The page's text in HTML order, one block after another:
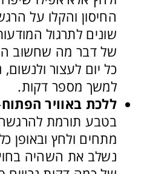
החיסון והקלו על
שונים לתרגול
של דבר מה שחשוב
כל יום לעצור
למשך מספר דקות.
ללכת באוויר הפתוח
בטבע תורמת
מתחים ולחץ ובאופן
נשלב את השהיה